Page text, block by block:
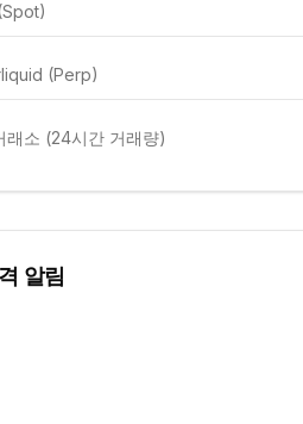
(Perp)
래소 (24시간 거래량)
알림